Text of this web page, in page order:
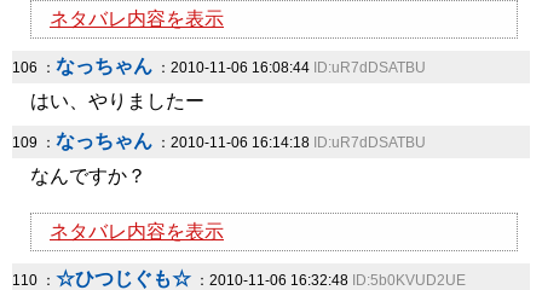
ネタバレ内容を表示
106 ： なっちゃん ：2010-11-06 16:08:44 ID:uR7dDSATBU
はい、やりましたー
109 ： なっちゃん ：2010-11-06 16:14:18 ID:uR7dDSATBU
なんですか？
ネタバレ内容を表示
110 ： ☆ひつじぐも☆ ：2010-11-06 16:32:48 ID:5b0KVUD2UE